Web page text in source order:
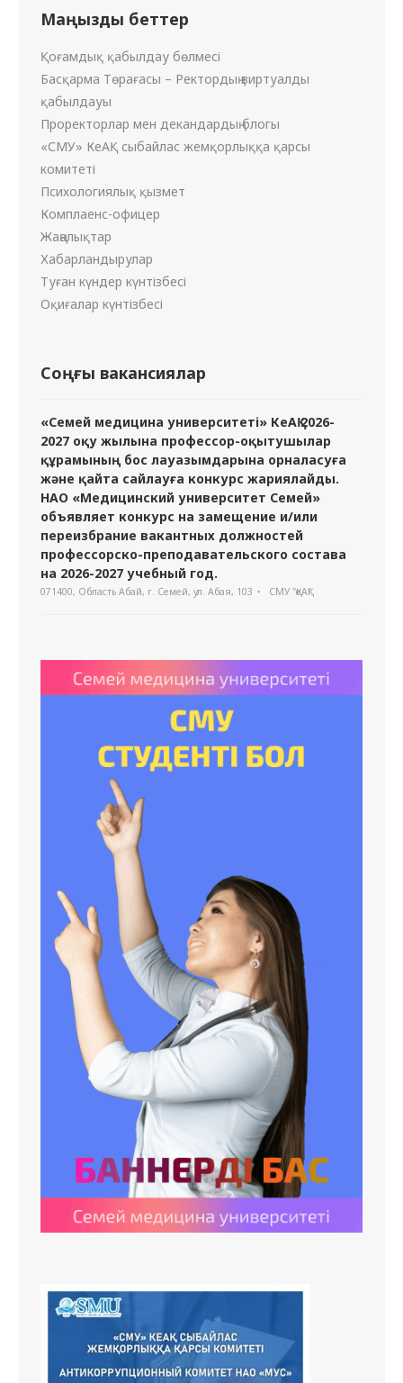
Маңызды беттер
Қоғамдық қабылдау бөлмесі
Басқарма Төрағасы – Ректордың виртуалды
қабылдауы
Проректорлар мен декандардың блогы
«СМУ» КеАҚ сыбайлас жемқорлыққа қарсы
комитеті
Психологиялық қызмет
Комплаенс-офицер
Жаңалықтар
Хабарландырулар
Туған күндер күнтізбесі
Оқиғалар күнтізбесі
Соңғы вакансиялар
«Семей медицина университеті» КеАҚ 2026-
2027 оқу жылына профессор-оқытушылар
құрамының бос лауазымдарына орналасуға
және қайта сайлауға конкурс жариялайды.
НАО «Медицинский университет Семей»
объявляет конкурс на замещение и/или
переизбрание вакантных должностей
профессорско-преподавательского состава
на 2026-2027 учебный год.
071400, Область Абай, г. Семей, ул. Абая, 103 СМУ "ҚеАҚ"